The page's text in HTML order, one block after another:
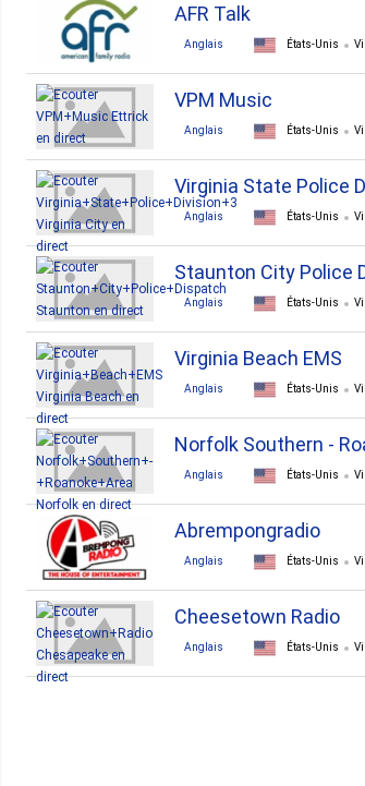
AFR Talk
Anglais États-Unis
VPM Music
Anglais États-Unis
Virginia State Police
Anglais États-Unis
Staunton City Police
Anglais États-Unis
Virginia Beach EMS
Anglais États-Unis
Norfolk Southern -
Anglais États-Unis
Abrempongradio
Anglais États-Unis
Cheesetown Radio
Anglais États-Unis